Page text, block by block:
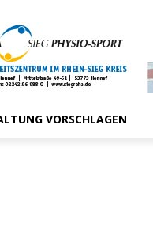
VORSCHLAGEN